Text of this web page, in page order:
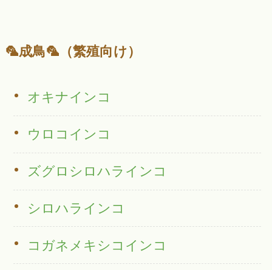
🦜成鳥🦜（繁殖向け）
オキナインコ
ウロコインコ
ズグロシロハラインコ
シロハラインコ
コガネメキシコインコ